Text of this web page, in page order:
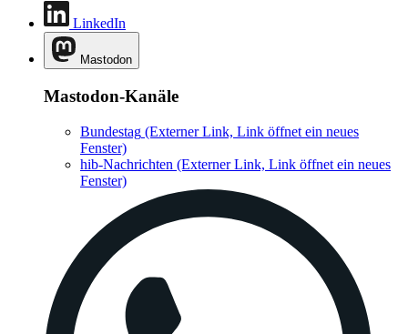
LinkedIn
Mastodon
Mastodon-Kanäle
Bundestag (Externer Link, Link öffnet ein neues
Fenster)
hib-Nachrichten (Externer Link, Link öffnet ein neues
Fenster)